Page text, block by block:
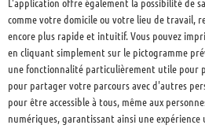
comme votre domicile ou votre lieu de travail,
encore plus rapide et intuitif. Vous pouvez
en cliquant simplement sur le pictogramme
une fonctionnalité particulièrement utile pour
pour partager votre parcours avec d'autres
pour être accessible à tous, même aux
numériques, garantissant ainsi une